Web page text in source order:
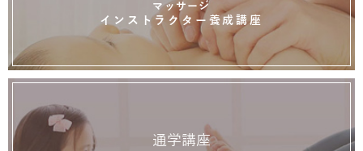
マッサージ
インストラクター養成講座
通学講座